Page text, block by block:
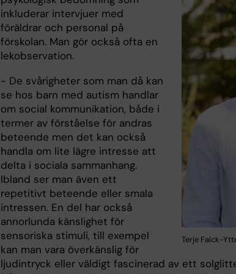
Terje Falck-
inkluderar intervjuer med
föräldrar och personal på
förskolan. Man gör också ofta en
lekobservation.
- De svårigheter som man då kan
se hos barn med autism handlar
om social kommunikation, både i
termer av förståelse för andras
beteende men det kan också
handla om lite lägre intresse att
delta i sociala sammanhang.
Ibland ser man även ett
repetitivt beteende eller smala
intressen. En del har också
annorlunda känslighet för
sensoriska stimuli, till exempel
kan man vara överkänslig för
ljudintryck eller väldigt fascinerad av ett